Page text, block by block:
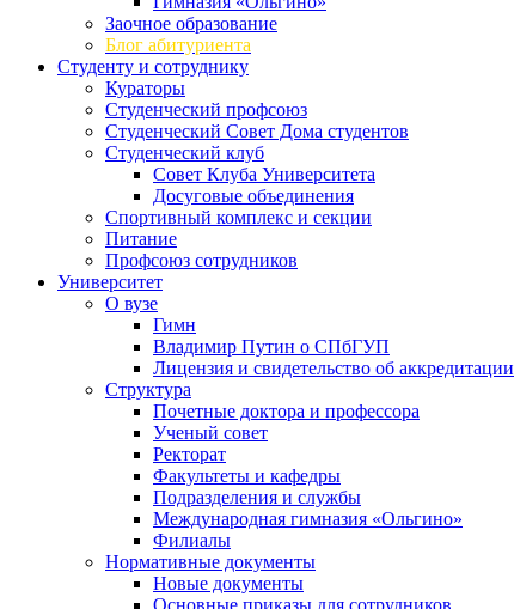
Заочное образование
Блог абитуриента
Студенту и сотруднику
Кураторы
Студенческий профсоюз
Студенческий Совет Дома студентов
Студенческий клуб
Совет Клуба Университета
Досуговые объединения
Спортивный комплекс и секции
Питание
Профсоюз сотрудников
Университет
О вузе
Гимн
Владимир Путин о СПбГУП
Лицензия и свидетельство об аккредитации
Структура
Почетные доктора и профессора
Ученый совет
Ректорат
Факультеты и кафедры
Подразделения и службы
Международная гимназия «Ольгино»
Филиалы
Нормативные документы
Новые документы
Основные приказы для сотрудников